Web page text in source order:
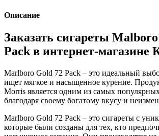
Описание
Заказать сигареты
Pack в интернет-магазине
Marlboro Gold 72 Pack – это идеальный
ищет мягкое и насыщенное курение.
Morris является одним из самых
благодаря своему богатому вкусу и
Marlboro Gold 72 Pack – это сигареты с
которые были созданы для тех, кто